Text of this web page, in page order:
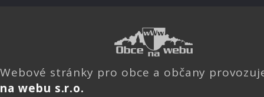
Webové stránky pro obce a občany
na webu s.r.o.